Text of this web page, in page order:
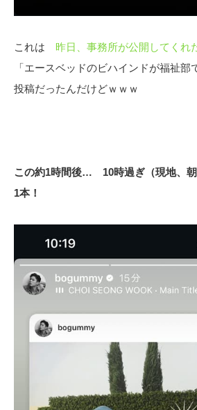
これは 昨日、事務所が公開してくれ
「エースベッドのビハインドが福祉部
投稿だったんだけどｗｗｗ
この約1時間後… 10時過ぎ（現地、
1本！